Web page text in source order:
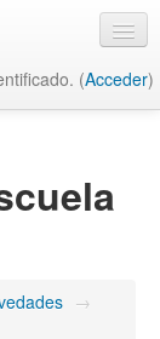
(Acceder)
→